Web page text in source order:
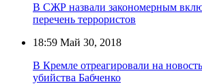
В СЖР назвали закономерным
перечень террористов
18:59 Май 30, 2018
В Кремле отреагировали на
убийства Бабченко